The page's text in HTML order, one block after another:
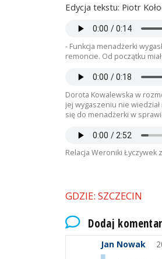
Edycja tekstu: Piotr
- Funkcja menadżerki
remoncie. Od początku
Dorota Kowalewska w
jej wygaszeniu nie
się do menadżerki w
Relacja Weroniki Łyczywek
GDZIE: SZCZECIN
Dodaj
Jan Nowak